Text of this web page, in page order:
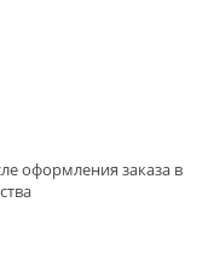
оформления заказа в